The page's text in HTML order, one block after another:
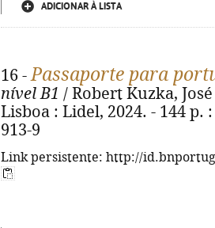
ADICIONAR À LISTA
16 -Passaporte para
nível B1 / Robert Kuzka,
Lisboa : Lidel, 2024. - 144 p.
913-9
Link persistente: http://